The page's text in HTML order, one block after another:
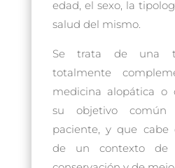
edad, el sexo, la
salud del mismo.
Se trata de una
totalmente
medicina alopática o
su objetivo
paciente, y que cabe
de un contexto de